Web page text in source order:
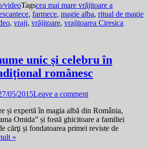
videoTagscea mai mare vrăjitoare a
, farmece, magie alba, ritual de magie
, vraji, vrăjitoare, vrajitoarea Ciresica
unic și celebru în
românesc
05/2015Leave a comment
și expertă în magia albă din România,
Omida” și fostă ghicitoare a familiei
cărţi și fondatoarea primei reviste de
»